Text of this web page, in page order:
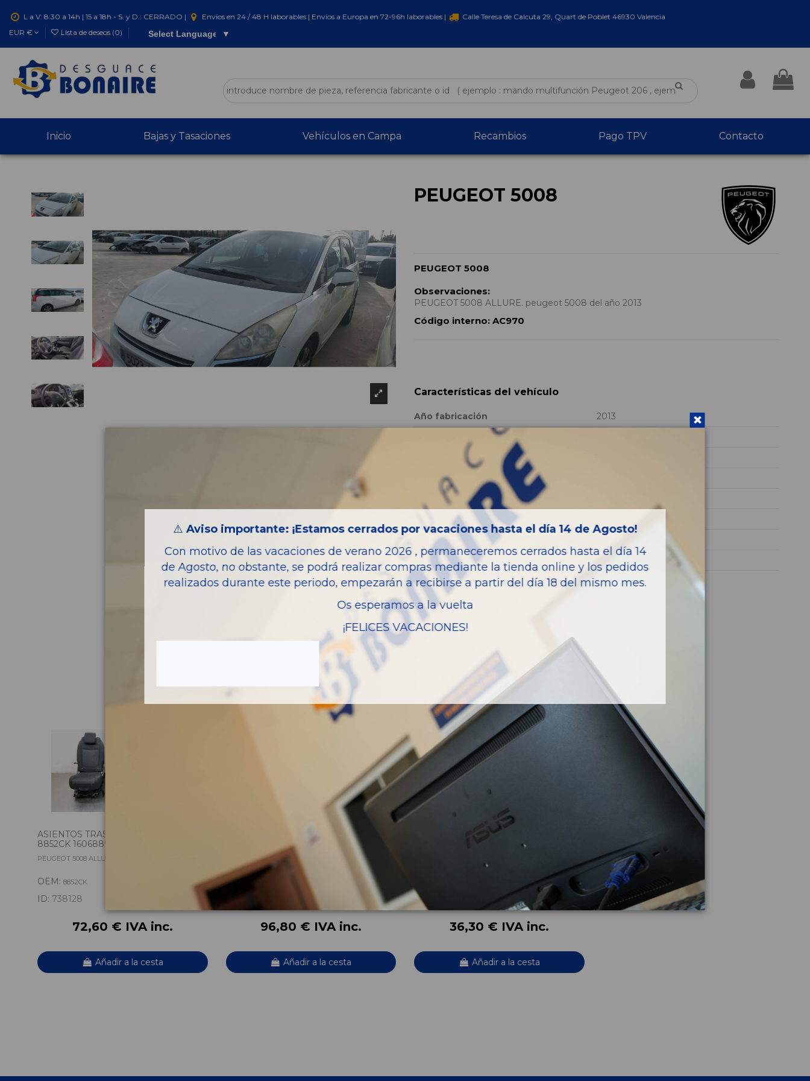
L a V: 8:30 a 14h | 15 a 18h - S. y D.: CERRADO | Envíos en 24 / 48 H laborables | Envíos a Europa en 72-96h laborables |
Calle Teresa de Calcuta 29, Quart de Poblet 46930 Valencia
EUR €
Lista de deseos (0) Select Language ▼
Inicio Bajas y Tasaciones Vehículos en Campa Recambios Pago TPV Contacto
PEUGEOT 5008
PEUGEOT 5008
Observaciones:
PEUGEOT 5008 ALLURE. peugeot 5008 del año 2013
Código interno: AC970
Características del vehículo
Año fabricación
2013
Combustible
Potencia
Modelo
Piezas almacenadas del vehículo
ASIENTOS TRASEROS SEGUNDA FILA
8852CK 1606889180 8852CK
PEUGEOT 5008 ALLURE
OEM: 8852CK
ID: 738128
72,60 € IVA inc.
Añadir a la cesta
ALETA DELANTERA IZQUIERDA
PEUGEOT 5008 ALLURE
OEM: 7840Y7
ID:738243
96,80 € IVA inc.
Añadir a la cesta
CINTURON SEGURIDAD DELANTERO
DERECHO 98019795XX
ID:
36,30 € IVA inc.
Añadir a la cesta
⚠️ Aviso importante: ¡Estamos cerrados por vacaciones hasta el día 14 de Agosto!
Con motivo de las vacaciones de verano 2026 , permaneceremos cerrados hasta el día 14
de Agosto, no obstante, se podrá realizar compras mediante la tienda online y los pedidos
realizados durante este periodo, empezarán a recibirse a partir del día 18 del mismo mes.
Os esperamos a la vuelta
¡FELICES VACACIONES!